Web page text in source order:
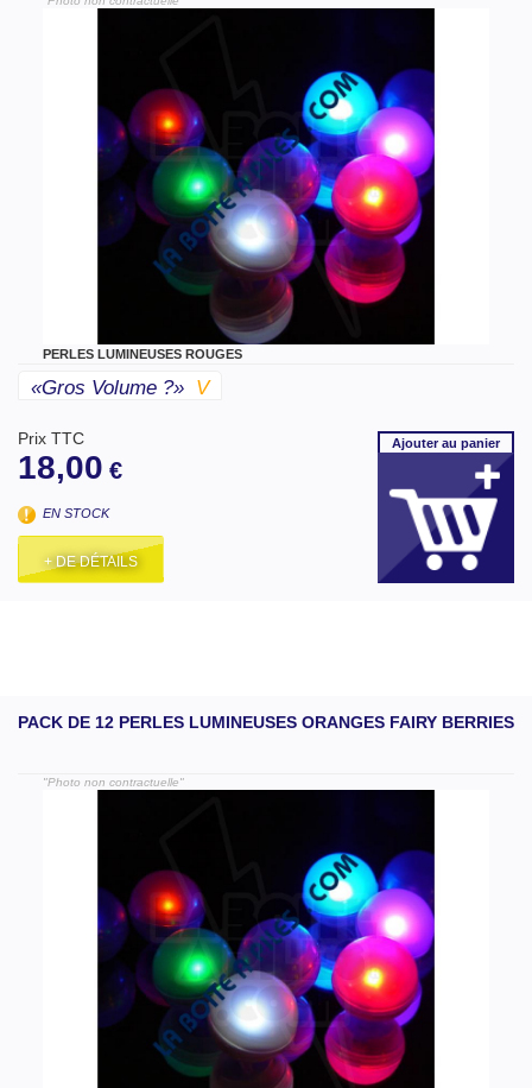
PERLES LUMINEUSES ROUGES
«gros Volume ?» V
Prix TTC
18,00 €
EN STOCK
+ DE DÉTAILS
Ajouterau panier
PACK DE 12 PERLES LUMINEUSES ORANGES FAIRY BERRIES
"Photo non contractuelle"